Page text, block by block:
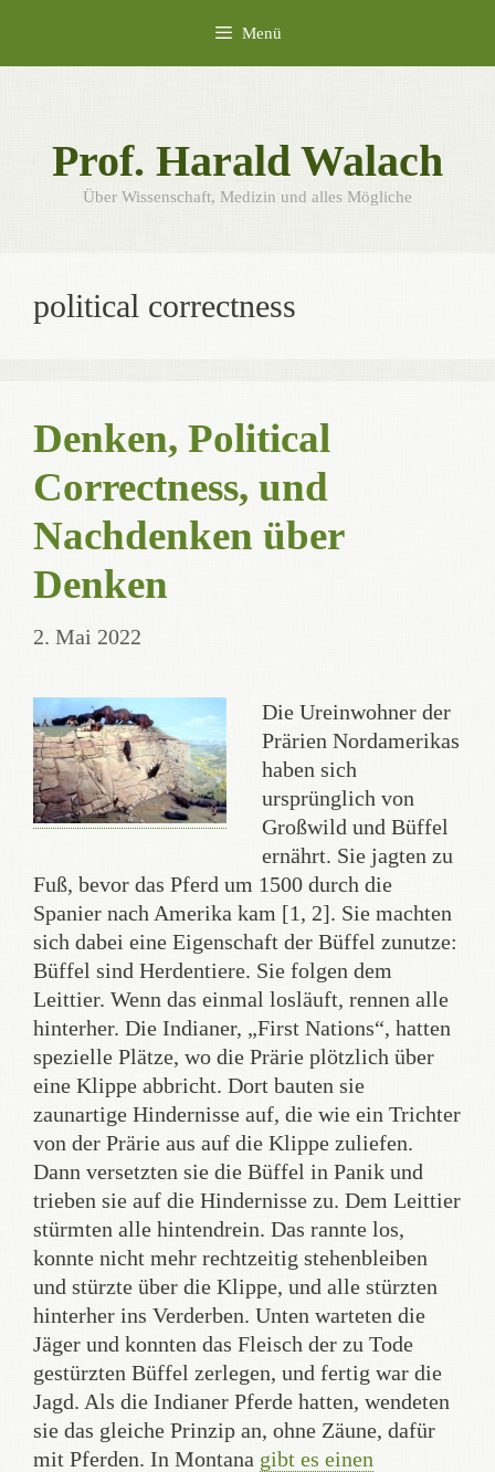
springen
Menü
Prof. Harald Walach
Über Wissenschaft, Medizin und alles Mögliche
political correctness
Denken, Political
Correctness, und
Nachdenken über
Denken
2. Mai 2022
Die Ureinwohner der
Prärien Nordamerikas
haben sich
ursprünglich von
Großwild und Büffel
ernährt. Sie jagten zu
Fuß, bevor das Pferd um 1500 durch die
Spanier nach Amerika kam [1, 2]. Sie machten
sich dabei eine Eigenschaft der Büffel zunutze:
Büffel sind Herdentiere. Sie folgen dem
Leittier. Wenn das einmal losläuft, rennen alle
hinterher. Die Indianer, „First Nations“, hatten
spezielle Plätze, wo die Prärie plötzlich über
eine Klippe abbricht. Dort bauten sie
zaunartige Hindernisse auf, die wie ein Trichter
von der Prärie aus auf die Klippe zuliefen.
Dann versetzten sie die Büffel in Panik und
trieben sie auf die Hindernisse zu. Dem Leittier
stürmten alle hintendrein. Das rannte los,
konnte nicht mehr rechtzeitig stehenbleiben
und stürzte über die Klippe, und alle stürzten
hinterher ins Verderben. Unten warteten die
Jäger und konnten das Fleisch der zu Tode
gestürzten Büffel zerlegen, und fertig war die
Jagd. Als die Indianer Pferde hatten, wendeten
sie das gleiche Prinzip an, ohne Zäune, dafür
mit Pferden. In Montana gibt es einen